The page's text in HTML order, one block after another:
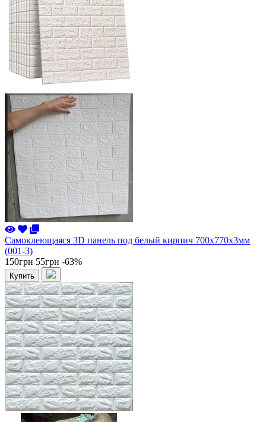
Самоклеющаяся 3D панель под белый кирпич 700x770x3мм
(001-3)
150грн 55грн -63%
Купить